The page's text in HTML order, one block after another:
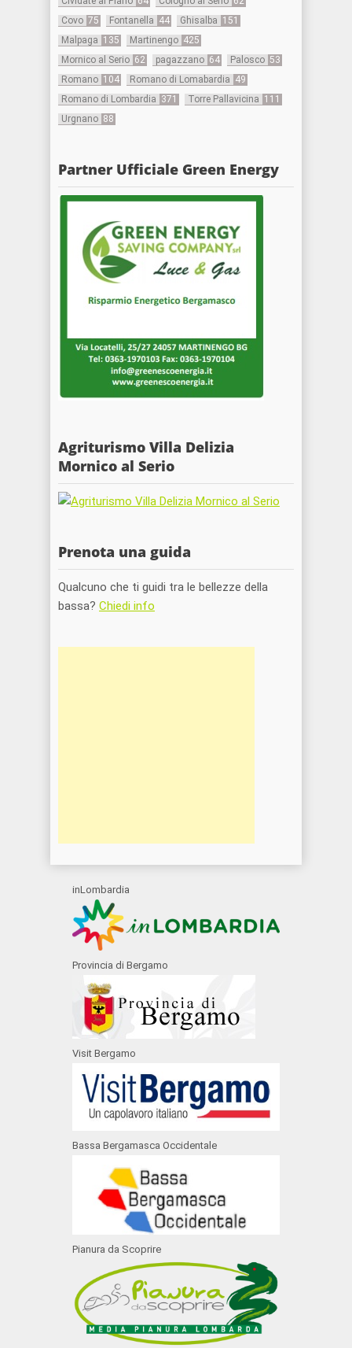
Covo 75 Fontanella 44 Ghisalba 151
Malpaga 135 Martinengo 425
Mornico al Serio 62 pagazzano 64 Palosco 53
Romano 104 Romano di Lomabardia 49
Romano di Lombardia 371 Torre Pallavicina 111
Urgnano 88
Partner Ufficiale Green Energy
Agriturismo Villa Delizia
Mornico al Serio
Prenota una guida
Qualcuno che ti guidi tra le bellezze della
bassa? Chiedi info
inLombardia
Provincia di Bergamo
Visit Bergamo
Bassa Bergamasca Occidentale
Pianura da Scoprire